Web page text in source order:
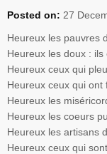
Posted on: 27
Heureux les pauvres
Heureux les doux : ils
Heureux ceux qui
Heureux ceux qui ont
Heureux les
Heureux les coeurs
Heureux les artisans
Heureux ceux qui sont